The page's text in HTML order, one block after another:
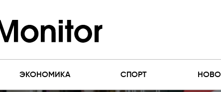
ЭКОНОМИКА СПОРТ